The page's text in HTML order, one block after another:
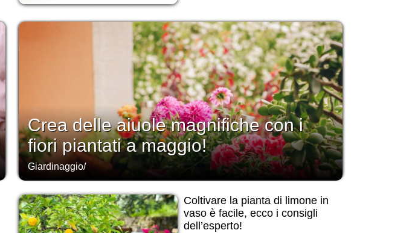
Crea delle aiuole magnifiche con i
fiori piantati a maggio!
Giardinaggio/
Coltivare la pianta di limone in
vaso è facile, ecco i consigli
dell’esperto!